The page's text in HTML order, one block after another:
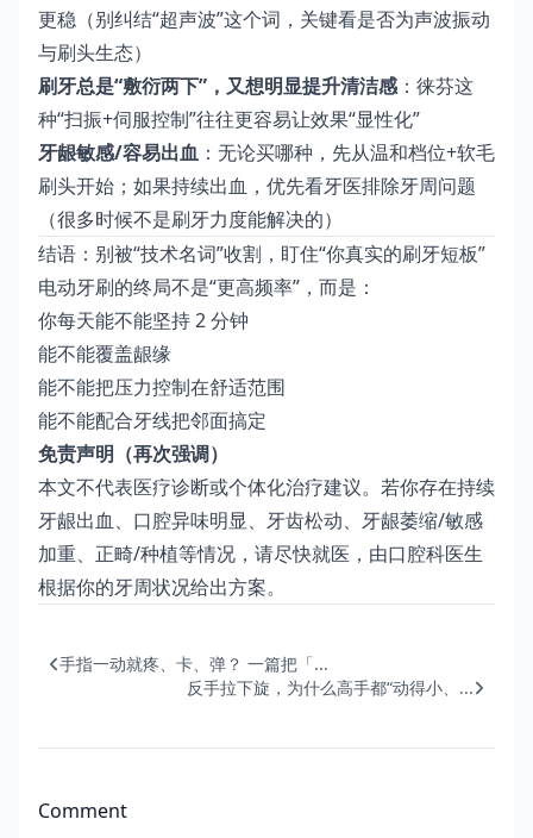
更稳（别纠结“超声波”这个词，关键看是否为声波振动
与刷头生态）
刷牙总是“敷衍两下”，又想明显提升清洁感：徕芬这
种“扫振+伺服控制”往往更容易让效果“显性化”
牙龈敏感/容易出血 ：无论买哪种，先从温和档位+软毛
刷头开始；如果持续出血，优先看牙医排除牙周问题
（很多时候不是刷牙力度能解决的）
结语：别被“技术名词”收割，盯住“你真实的刷牙短板”
电动牙刷的终局不是“更高频率”，而是：
你每天能不能坚持 2 分钟
能不能覆盖龈缘
能不能把压力控制在舒适范围
能不能配合牙线把邻面搞定
免责声明（再次强调）
本文不代表医疗诊断或个体化治疗建议。若你存在持续
牙龈出血、口腔异味明显、牙齿松动、牙龈萎缩/敏感
加重、正畸/种植等情况，请尽快就医，由口腔科医生
根据你的牙周状况给出方案。
手指一动就疼、卡、弹？ 一篇把「...
反手拉下旋，为什么高手都“动得小、...
Comment